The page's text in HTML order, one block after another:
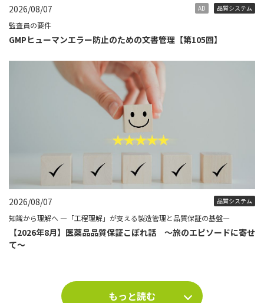
2026/08/07 AD 品質システム
監査員の要件
GMPヒューマンエラー防止のための文書管理【第105回】
2026/08/07 品質システム
知識から理解へ ―「工程理解」が支える製造管理と品質保証の基盤―
【2026年8月】医薬品品質保証こぼれ話 ～旅のエピソードに寄せ
て～
もっと読む